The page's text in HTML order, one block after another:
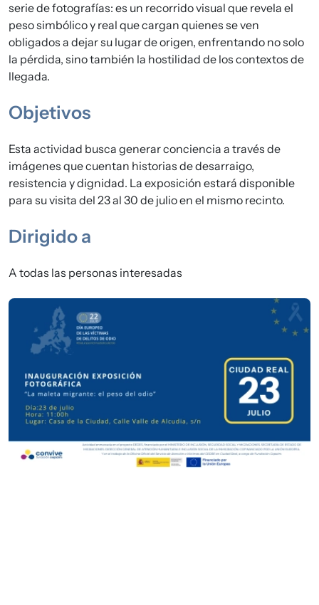
serie de fotografías: es un recorrido visual que revela el
peso simbólico y real que cargan quienes se ven
obligados a dejar su lugar de origen, enfrentando no solo
la pérdida, sino también la hostilidad de los contextos de
llegada.
Objetivos
Esta actividad busca generar conciencia a través de
imágenes que cuentan historias de desarraigo,
resistencia y dignidad. La exposición estará disponible
para su visita del 23 al 30 de julio en el mismo recinto.
Dirigido a
A todas las personas interesadas
Imagen